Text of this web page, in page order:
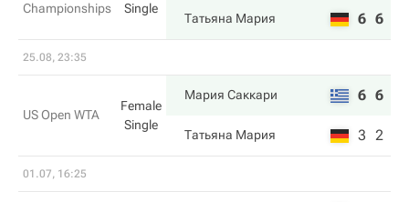
Championships
Single
Татьяна Мария 6 6
25.08, 23:35
US Open WTA
Female
Single
Мария Саккари 6 6
Татьяна Мария 3 2
01.07, 16:25